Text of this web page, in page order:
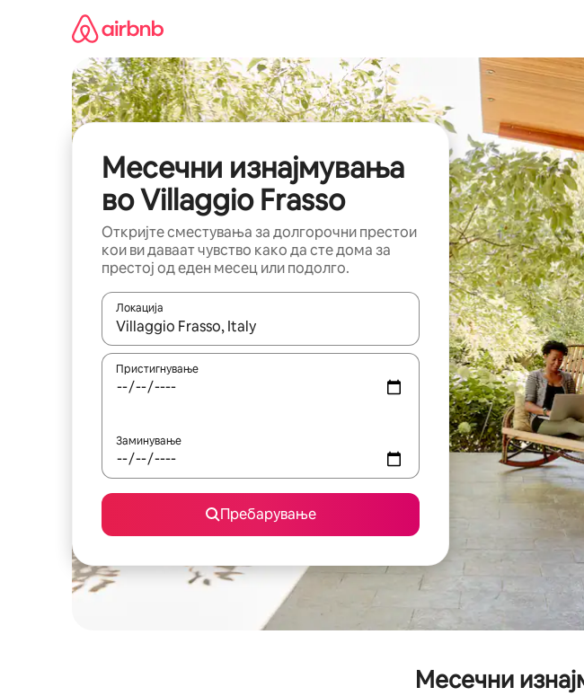
Месечни изнајмувања
во Villaggio Frasso
Откријте сместувања за долгорочни престои
кои ви даваат чувство како да сте дома за
престој од еден месец или подолго.
Локација
Кога резултатите се достапни, движете се со копчињата со стрелки нагоре
Пристигнување
Заминување
Пребарување
Месечни